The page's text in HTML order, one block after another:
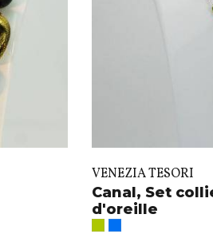
VENEZIA TESORI
Canal, Set
d'oreille